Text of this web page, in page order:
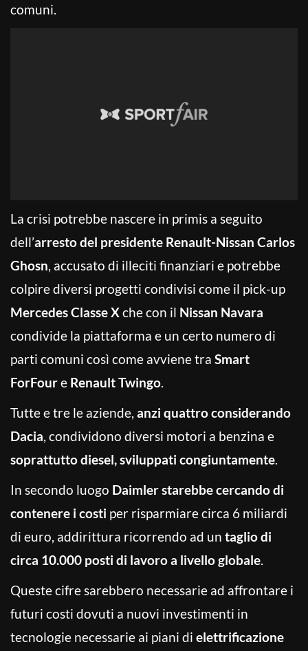
comuni.
La crisi potrebbe nascere in primis a seguito
dell’arresto del presidente Renault-Nissan Carlos
Ghosn, accusato di illeciti finanziari e potrebbe
colpire diversi progetti condivisi come il pick-up
Mercedes Classe Xche con il Nissan Navara
condivide la piattaforma e un certo numero di
parti comuni così come avviene tra Smart
ForFoure Renault Twingo.
Tutte e tre le aziende, anzi quattro considerando
Dacia, condividono diversi motori a benzina e
soprattutto diesel, sviluppati congiuntamente.
In secondo luogo Daimler starebbe cercando di
contenere i costi per risparmiare circa 6 miliardi
di euro, addirittura ricorrendo ad un taglio di
circa 10.000 posti di lavoro a livello globale.
Queste cifre sarebbero necessarie ad affrontare i
futuri costi dovuti a nuovi investimenti in
tecnologie necessarie ai piani di elettrificazione